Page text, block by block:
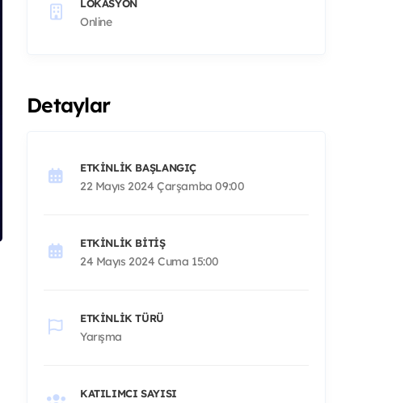
LOKASYON
Online
Detaylar
ETKINLIK BAŞLANGIÇ
22 Mayıs 2024 Çarşamba 09:00
ETKINLIK BITIŞ
24 Mayıs 2024 Cuma 15:00
ETKINLIK TÜRÜ
Yarışma
KATILIMCI SAYISI